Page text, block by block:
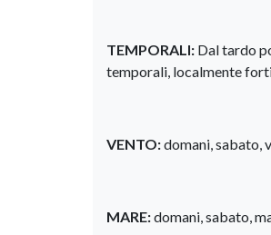
TEMPORALI: Dal tardo
temporali, localmente
VENTO:domani, sabato,
MARE:domani, sabato,